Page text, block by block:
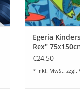
Egeria
Rex"
€24,50
* Inkl. MwSt. zzgl.